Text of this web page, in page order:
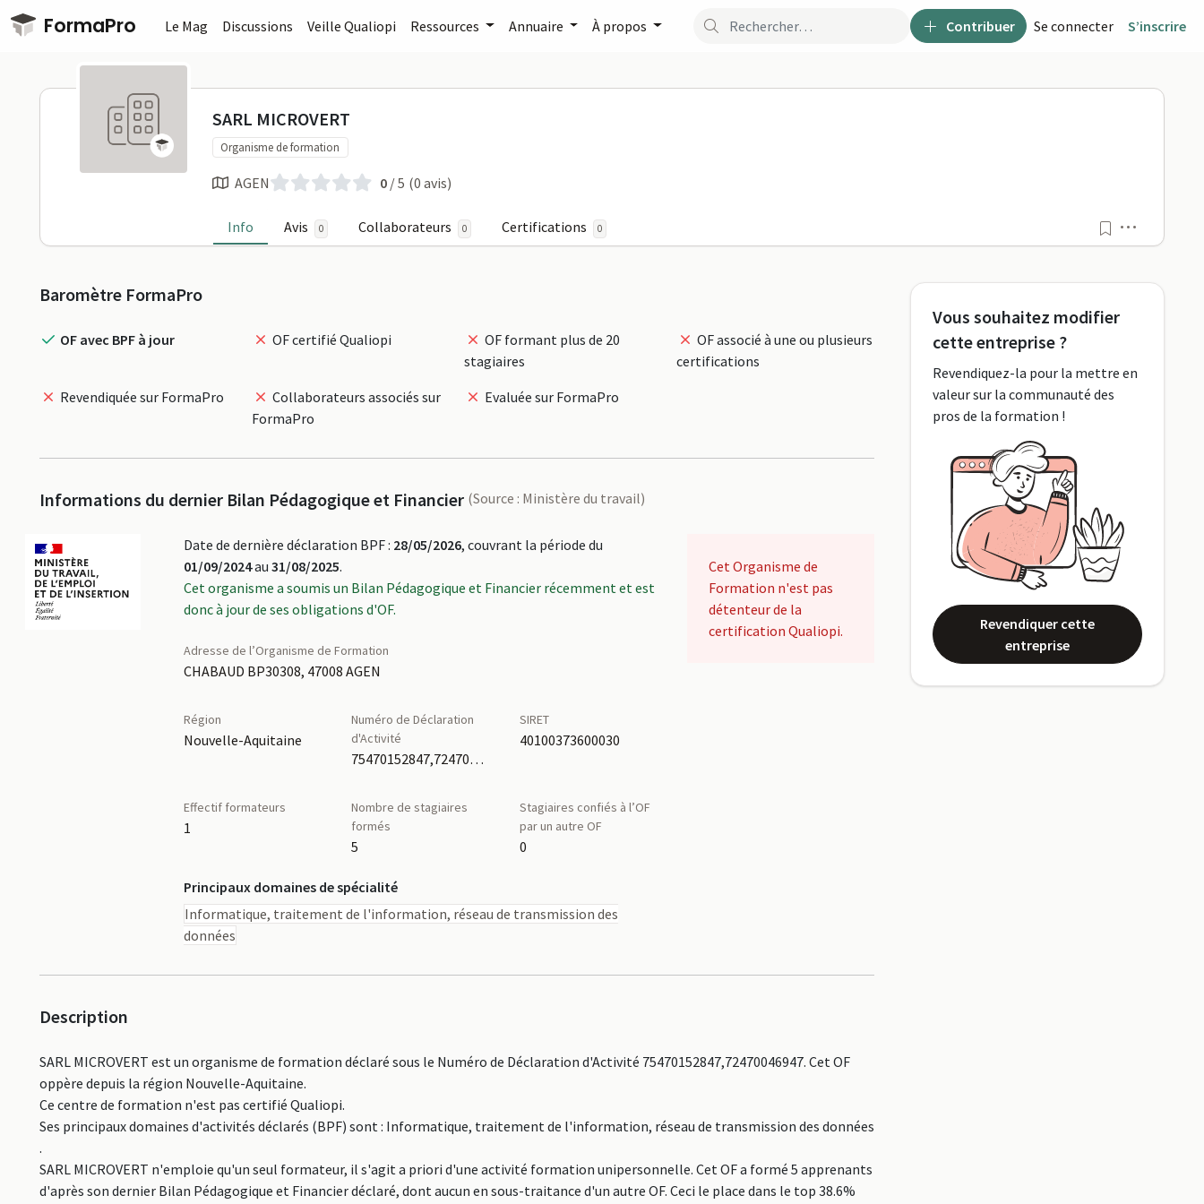
Passer au contenu principal
FormaPro Contribuer Se connecter S’inscrire
Le Mag Discussions Veille Qualiopi Ressources Annuaire À propos
SARL MICROVERT sur FormaPro
SARL MICROVERT
Organisme de formation
AGEN 0 / 5 (0 avis)
Info Avis 0 Collaborateurs 0 Certifications 0
Profil
Baromètre FormaPro
OF avec BPF à jour OF certifié Qualiopi
OF formant plus de 20
stagiaires
OF associé à une ou plusieurs
certifications
Revendiquée sur FormaPro
Collaborateurs associés sur
FormaPro
Evaluée sur FormaPro
Informations du dernier Bilan Pédagogique et Financier (Source : Ministère du travail)
Date de dernière déclaration BPF : 28/05/2026, couvrant la période du
01/09/2024au 31/08/2025.
Cet organisme a soumis un Bilan Pédagogique et Financier récemment et est
donc à jour de ses obligations d'OF.
Adresse de l’Organisme de Formation
CHABAUD BP30308, 47008 AGEN
Région
Nouvelle-Aquitaine
Numéro de Déclaration
d'Activité
75470152847,72470046947
SIRET
40100373600030
Effectif formateurs
1
Nombre de stagiaires
formés
5
Stagiaires confiés à l’OF
par un autre OF
0
Principaux domaines de spécialité
Informatique, traitement de l'information, réseau de transmission des
données
Cet Organisme de
Formation n'est pas
détenteur de la
certification Qualiopi.
Description
SARL MICROVERT est un organisme de formation déclaré sous le Numéro de Déclaration d'Activité 75470152847,72470046947. Cet OF
oppère depuis la région Nouvelle-Aquitaine.
Ce centre de formation n'est pas certifié Qualiopi.
Ses principaux domaines d'activités déclarés (BPF) sont : Informatique, traitement de l'information, réseau de transmission des données
.
SARL MICROVERT n'emploie qu'un seul formateur, il s'agit a priori d'une activité formation unipersonnelle. Cet OF a formé 5 apprenants
d'après son dernier Bilan Pédagogique et Financier déclaré, dont aucun en sous-traitance d'un autre OF. Ceci le place dans le top 38.6%
Vous souhaitez modifier
cette entreprise ?
Revendiquez-la pour la mettre en
valeur sur la communauté des
pros de la formation !
Revendiquer cette
entreprise